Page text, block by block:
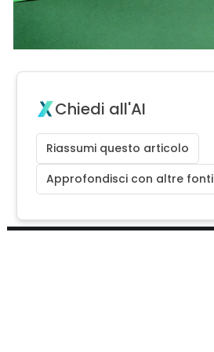
Chiedi all'AI
Riassumi questo articolo
Approfondisci con altre fonti